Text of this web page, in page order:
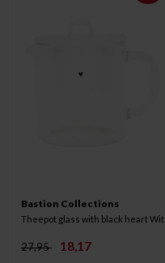
Bastion Collections
Theepot glass with black heart Wit
27,95 18,17